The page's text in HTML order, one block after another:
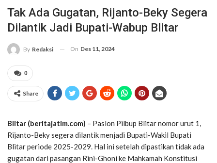
Tak Ada Gugatan, Rijanto-Beky Segera
Dilantik Jadi Bupati-Wabup Blitar
By Redaksi On Des 11, 2024
0
Share
Blitar (beritajatim.com) – Paslon Pilbup Blitar nomor urut 1,
Rijanto-Beky segera dilantik menjadi Bupati-Wakil Bupati
Blitar periode 2025-2029. Hal ini setelah dipastikan tidak ada
gugatan dari pasangan Rini-Ghoni ke Mahkamah Konstitusi